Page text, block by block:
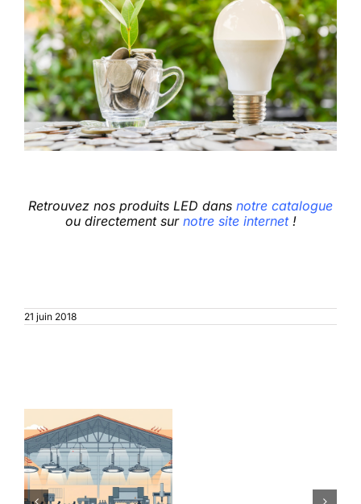
Retrouvez nos produits LED dans notre catalogue
ou directement sur notre site internet!
21 juin 2018